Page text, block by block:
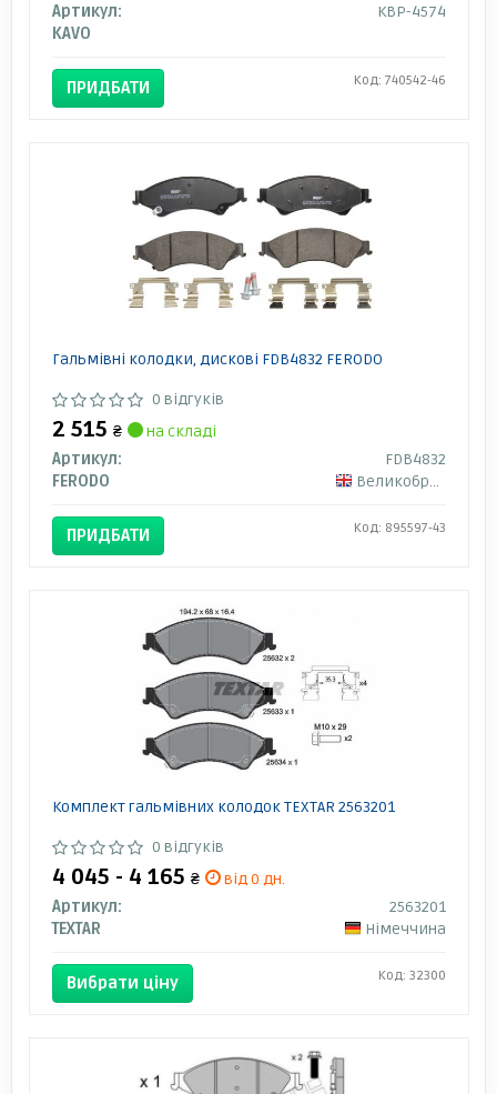
Артикул:
KBP-4574
KAVO
ПРИДБАТИ Код: 740542-46
Гальмівні колодки, дискові FDB4832 FERODO
0 відгуків
2 515 ₴
на складі
Артикул:
FDB4832
FERODO
Великобританія
ПРИДБАТИ Код: 895597-43
Комплект гальмівних колодок TEXTAR 2563201
0 відгуків
4 045 - 4 165 ₴
від 0 дн.
Артикул:
2563201
TEXTAR
Німеччина
Вибрати ціну Код: 32300